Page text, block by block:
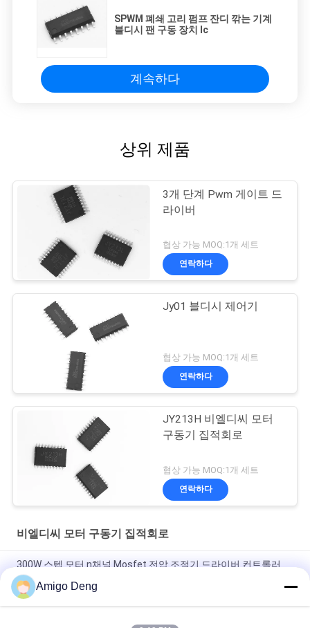
SPWM 폐쇄 고리 펌프 잔디 깎는 기계
블디시 팬 구동 장치 Ic
계속하다
상위 제품
3개 단계 Pwm 게이트 드
라이버
협상 가능 MOQ:1개 세트
연락하다
Jy01 블디시 제어기
협상 가능 MOQ:1개 세트
연락하다
JY213H 비엘디씨 모터
구동기 집적회로
협상 가능 MOQ:1개 세트
연락하다
비엘디씨 모터 구동기 집적회로
300W 스텝 모터 n채널 Mosfet 전압 조절기 드라이버 컨트롤러
과부담 블로킹 방지성에 의한 SPWM 센서리스 비엘디시 모터 구
동기 집적회로
Amigo Deng